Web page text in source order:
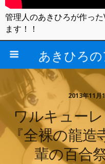
あきひろ
2013年11
ワルキュー
『全裸の龍造
輩の百合
管理人のあきひろが作っ
ます！！